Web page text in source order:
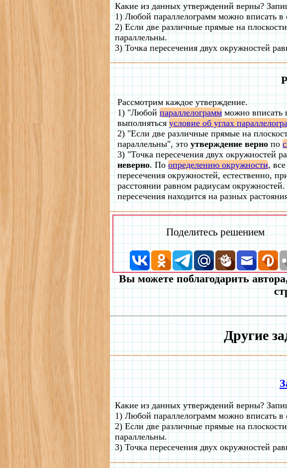
Какие из данных утверждений верны?
1) Любой параллелограмм можно вписать в
2) Если две различные прямые на
параллельны.
3) Точка пересечения двух окружностей
Рассмотрим каждое утверждение.
1) "Любойпараллелограммможно вписать
выполнятьсяусловие об углах
2) "Если две различные прямые на
параллельны", это утверждение верно по
3) "Точка пересечения двух окружностей
неверно. Поопределению окружности,
пересечения окружностей, естественно,
расстоянии равном радиусам
пересечения находится на разных
Поделитесь решением
Вы можете поблагодарить
Другие
Какие из данных утверждений верны?
1) Любой параллелограмм можно вписать в
2) Если две различные прямые на
параллельны.
3) Точка пересечения двух окружностей